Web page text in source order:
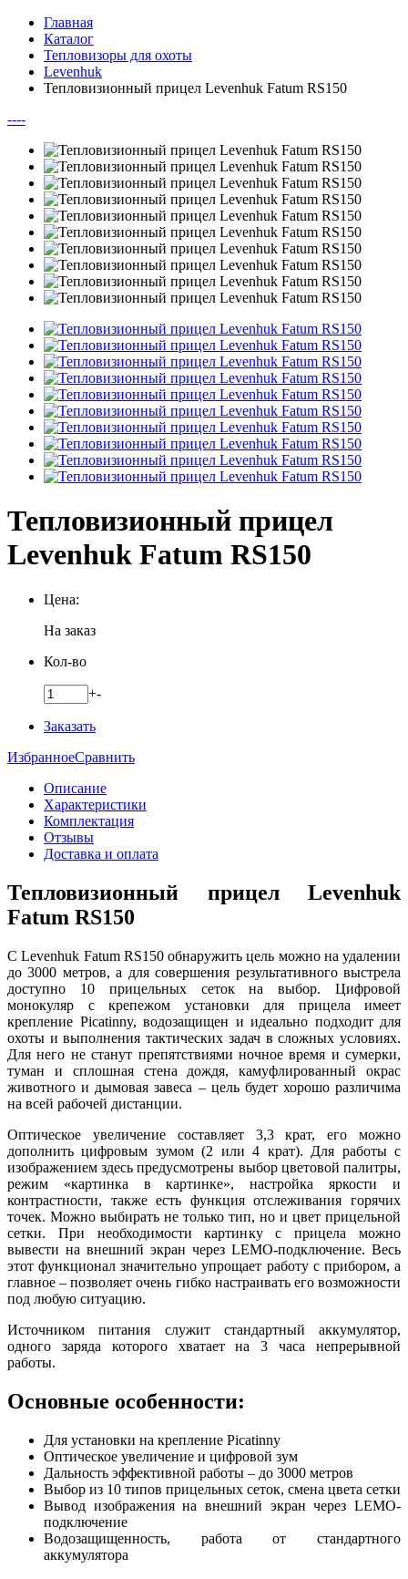
Главная
Каталог
Тепловизоры для охоты
Levenhuk
Тепловизионный прицел Levenhuk Fatum RS150
----
Тепловизионный прицел
Levenhuk Fatum RS150
Цена:
На заказ
Кол-во
+-
Заказать
ИзбранноеСравнить
Описание
Характеристики
Комплектация
Отзывы
Доставка и оплата
Тепловизионный прицел Levenhuk
Fatum RS150
С Levenhuk Fatum RS150 обнаружить цель можно на удалении
до 3000 метров, а для совершения результативного выстрела
доступно 10 прицельных сеток на выбор. Цифровой
монокуляр с крепежом установки для прицела имеет
крепление Picatinny, водозащищен и идеально подходит для
охоты и выполнения тактических задач в сложных условиях.
Для него не станут препятствиями ночное время и сумерки,
туман и сплошная стена дождя, камуфлированный окрас
животного и дымовая завеса – цель будет хорошо различима
на всей рабочей дистанции.
Оптическое увеличение составляет 3,3 крат, его можно
дополнить цифровым зумом (2 или 4 крат). Для работы с
изображением здесь предусмотрены выбор цветовой палитры,
режим «картинка в картинке», настройка яркости и
контрастности, также есть функция отслеживания горячих
точек. Можно выбирать не только тип, но и цвет прицельной
сетки. При необходимости картинку с прицела можно
вывести на внешний экран через LEMO-подключение. Весь
этот функционал значительно упрощает работу с прибором, а
главное – позволяет очень гибко настраивать его возможности
под любую ситуацию.
Источником питания служит стандартный аккумулятор,
одного заряда которого хватает на 3 часа непрерывной
работы.
Основные особенности:
Для установки на крепление Picatinny
Оптическое увеличение и цифровой зум
Дальность эффективной работы – до 3000 метров
Выбор из 10 типов прицельных сеток, смена цвета сетки
Вывод изображения на внешний экран через LEMO-
подключение
Водозащищенность, работа от стандартного
аккумулятора